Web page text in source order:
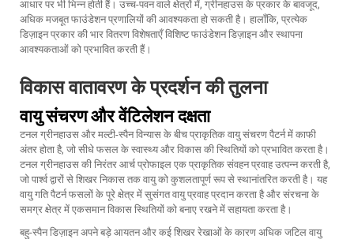
आधार पर भी भिन्न होती हैं। उच्च-पवन वाले क्षेत्रों में, ग्रीनहाउस के प्रकार के बावजूद,
अधिक मजबूत फाउंडेशन प्रणालियों की आवश्यकता हो सकती है। हालाँकि, प्रत्येक
डिज़ाइन प्रकार की भार वितरण विशेषताएँ विशिष्ट फाउंडेशन डिज़ाइन और स्थापना
आवश्यकताओं को प्रभावित करती हैं।
विकास वातावरण के प्रदर्शन की तुलना
वायु संचरण और वेंटिलेशन दक्षता
टनल ग्रीनहाउस और मल्टी-स्पैन विन्यास के बीच प्राकृतिक वायु संचरण पैटर्न में काफी
अंतर होता है, जो सीधे फसल के स्वास्थ्य और विकास की स्थितियों को प्रभावित करता है।
टनल ग्रीनहाउस की निरंतर आर्च प्रोफाइल एक प्राकृतिक संवहन प्रवाह उत्पन्न करती है,
जो पार्श्व द्वारों से शिखर निकास तक वायु को कुशलतापूर्ण रूप से स्थानांतरित करती है। यह
वायु गति पैटर्न फसलों के पूरे क्षेत्र में सुसंगत वायु प्रवाह प्रदान करता है और संरचना के
समग्र क्षेत्र में एकसमान विकास स्थितियों को बनाए रखने में सहायता करता है।
बहु-स्पैन डिज़ाइन अपने बड़े आयतन और कई शिखर रेखाओं के कारण अधिक जटिल वायु